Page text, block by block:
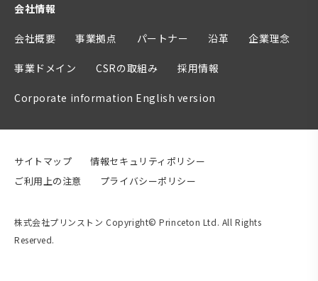
会社情報
会社概要 事業拠点 パートナー 沿革 企業理念
事業ドメイン CSRの取組み 採用情報
Corporate information English version
サイトマップ
情報セキュリティポリシー
ご利用上の注意
プライバシーポリシー
株式会社プリンストン Copyright© Princeton Ltd. All Rights
Reserved.